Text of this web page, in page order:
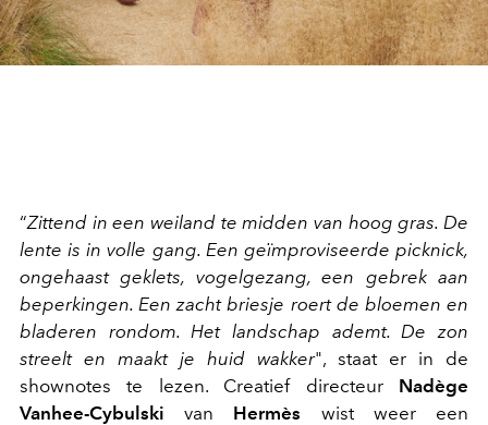
“Zittend in een weiland te midden van hoog gras. De
lente is in volle gang. Een geïmproviseerde picknick,
ongehaast geklets, vogelgezang, een gebrek aan
beperkingen. Een zacht briesje roert de bloemen en
bladeren rondom. Het landschap ademt. De zon
streelt en maakt je huid wakker", staat er in de
shownotes te lezen. Creatief directeur Nadège
Vanhee-Cybulski van Hermès wist weer een